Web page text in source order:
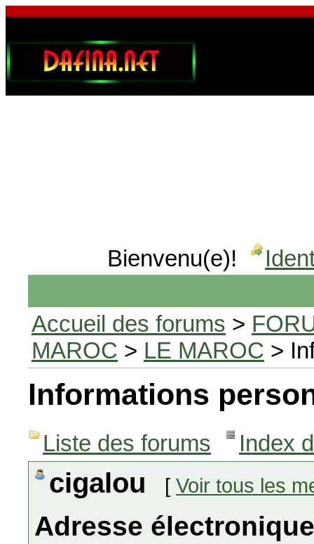
Bienvenu(e)!
Accueil des forums >
MAROC > LE MAROC >
Informations
Liste des forums Index
cigalou [ Voir tous les
Adresse